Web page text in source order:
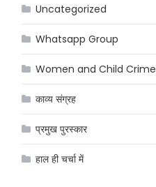
Uncategorized
Whatsapp Group
Women and Child Crime
काव्य संग्रह
प्रमुख पुरस्कार
हाल ही चर्चा में